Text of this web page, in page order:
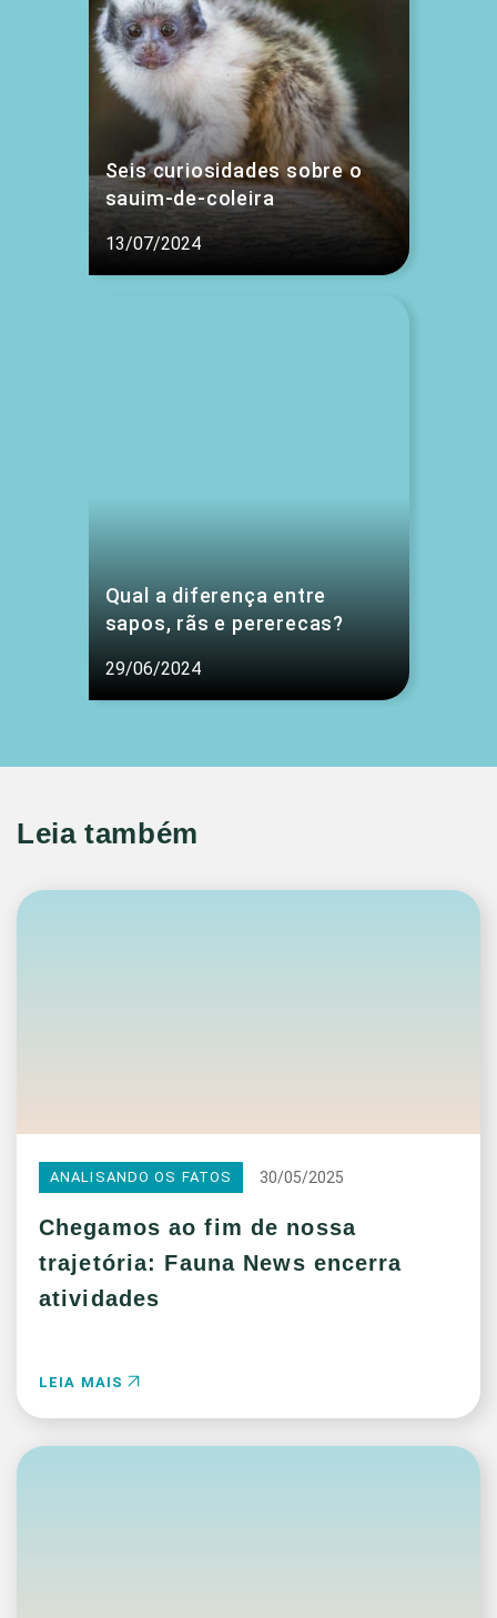
Seis curiosidades sobre o
sauim-de-coleira
13/07/2024
Qual a diferença entre
sapos, rãs e pererecas?
29/06/2024
Leia também
ANALISANDO OS FATOS 30/05/2025
Chegamos ao fim de nossa
trajetória: Fauna News encerra
atividades
LEIA MAIS